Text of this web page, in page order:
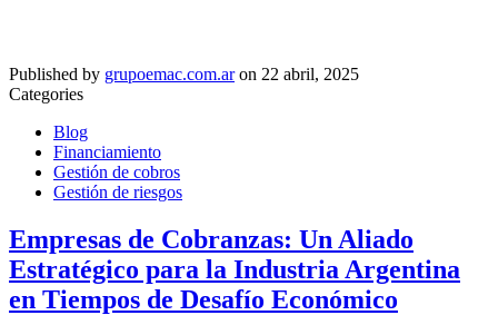
Published by grupoemac.com.ar on 22 abril, 2025
Categories
Blog
Financiamiento
Gestión de cobros
Gestión de riesgos
Empresas de Cobranzas: Un Aliado
Estratégico para la Industria Argentina
en Tiempos de Desafío Económico​